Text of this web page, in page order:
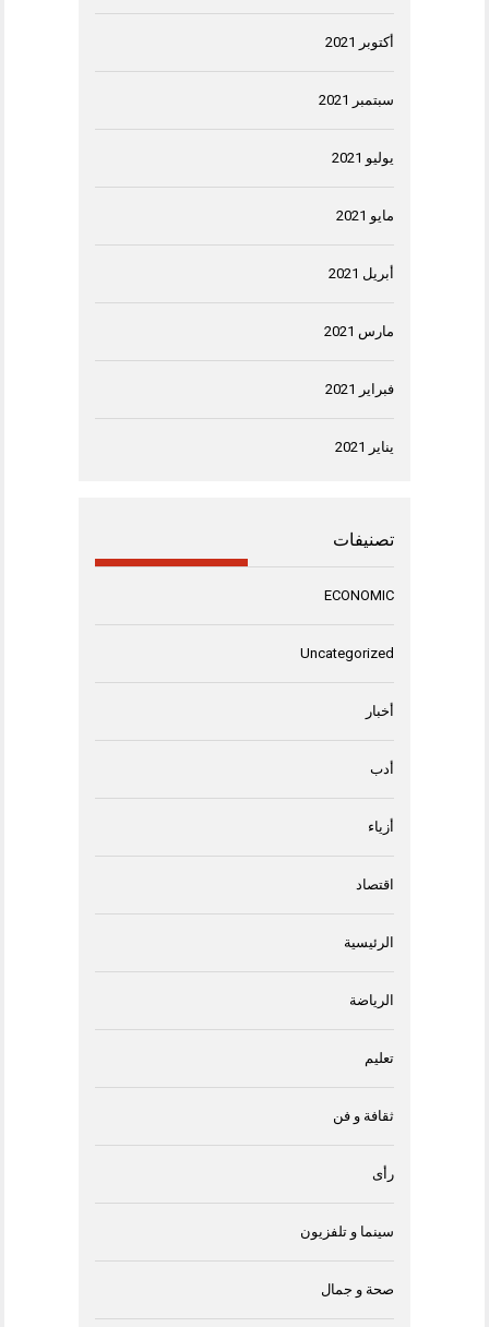
أكتوبر 2021
سبتمبر 2021
يوليو 2021
مايو 2021
أبريل 2021
مارس 2021
فبراير 2021
يناير 2021
تصنيفات
ECONOMIC
Uncategorized
أخبار
أدب
أزياء
اقتصاد
الرئيسية
الرياضة
تعليم
ثقافة و فن
رأى
سينما و تلفزيون
صحة و جمال